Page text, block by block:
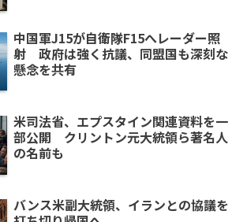
中国軍J15が自衛隊F15へレーダー照
射 政府は強く抗議、同盟国も深刻な
懸念を共有
米司法省、エプスタイン関連資料を一
部公開 クリントン元大統領ら著名人
の名前も
バンス米副大統領、イランとの協議を